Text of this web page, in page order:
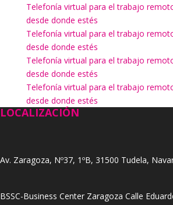
Telefonía virtual para el trabajo
desde donde estés
Telefonía virtual para el trabajo
desde donde estés
Telefonía virtual para el trabajo
desde donde estés
Telefonía virtual para el trabajo
desde donde estés
LOCALIZACIÓN
Av. Zaragoza, Nº37, 1ºB, 31500 Tudela,
BSSC-Business Center Zaragoza Calle